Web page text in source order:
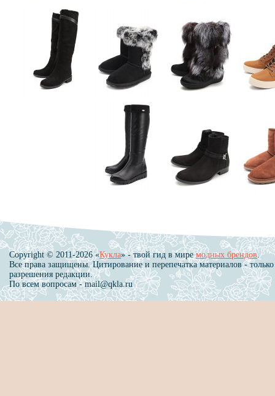
Copyright © 2011-2026 «Кукла» - твой гид в миремодных брендов.
Все права защищены. Цитирование и перепечатка материалов - только
разрешения редакции.
По всем вопросам - mail@qkla.ru